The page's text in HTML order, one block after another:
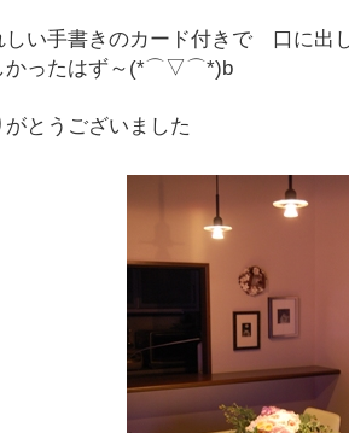
しい手書きのカード付きで 口に出
かったはず～(*⌒▽⌒*)b
がとうございました